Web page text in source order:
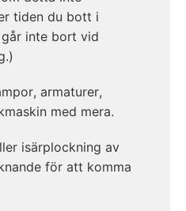
tiden du bott i
inte bort vid
armaturer,
med mera.
isärplockning av
för att komma